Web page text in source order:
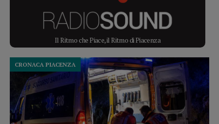
Il Ritmo che Piace, il Ritmo di Piacenza
CRONACA PIACENZA